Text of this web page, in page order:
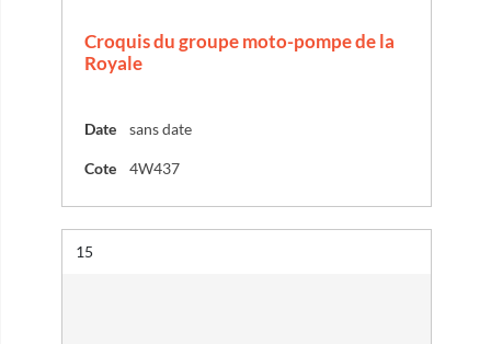
Croquis du groupe moto-pompe de la
Royale
Date sans date
Cote 4W437
Résultat n°
15